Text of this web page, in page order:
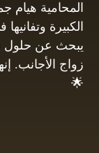
المحامية هيام
الكبيرة
يبحث عن حلول
زواج الأجانب.
🌟